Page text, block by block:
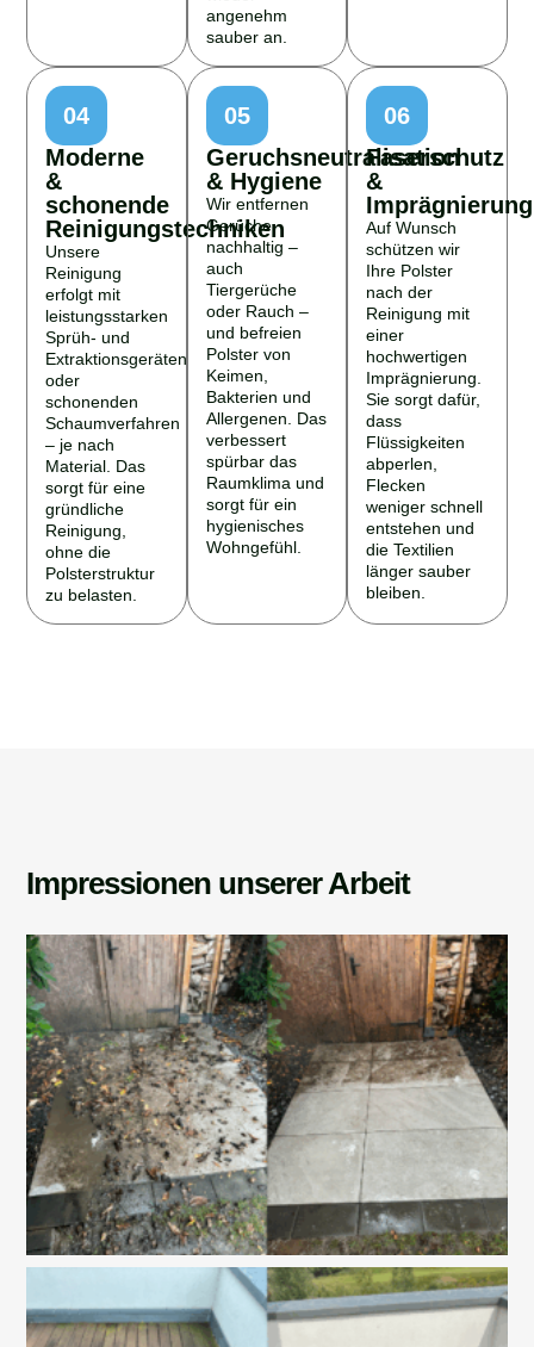
angenehm
sauber an.
04
Moderne
&
schonende
Reinigungstechniken
Unsere
Reinigung
erfolgt mit
leistungsstarken
Sprüh- und
Extraktionsgeräten
oder
schonenden
Schaumverfahren
– je nach
Material. Das
sorgt für eine
gründliche
Reinigung,
ohne die
Polsterstruktur
zu belasten.
05
Geruchsneutralisation
& Hygiene
Wir entfernen
Gerüche
nachhaltig –
auch
Tiergerüche
oder Rauch –
und befreien
Polster von
Keimen,
Bakterien und
Allergenen. Das
verbessert
spürbar das
Raumklima und
sorgt für ein
hygienisches
Wohngefühl.
06
Faserschutz
&
Imprägnierung
Auf Wunsch
schützen wir
Ihre Polster
nach der
Reinigung mit
einer
hochwertigen
Imprägnierung.
Sie sorgt dafür,
dass
Flüssigkeiten
abperlen,
Flecken
weniger schnell
entstehen und
die Textilien
länger sauber
bleiben.
Impressionen unserer Arbeit